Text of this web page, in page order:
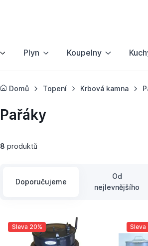
Plyn Koupelny
Domů Topení Krbová kamna
Pařáky
8 produktů
Doporučujeme
Od
nejlevnějšího
Sleva 20% Sleva